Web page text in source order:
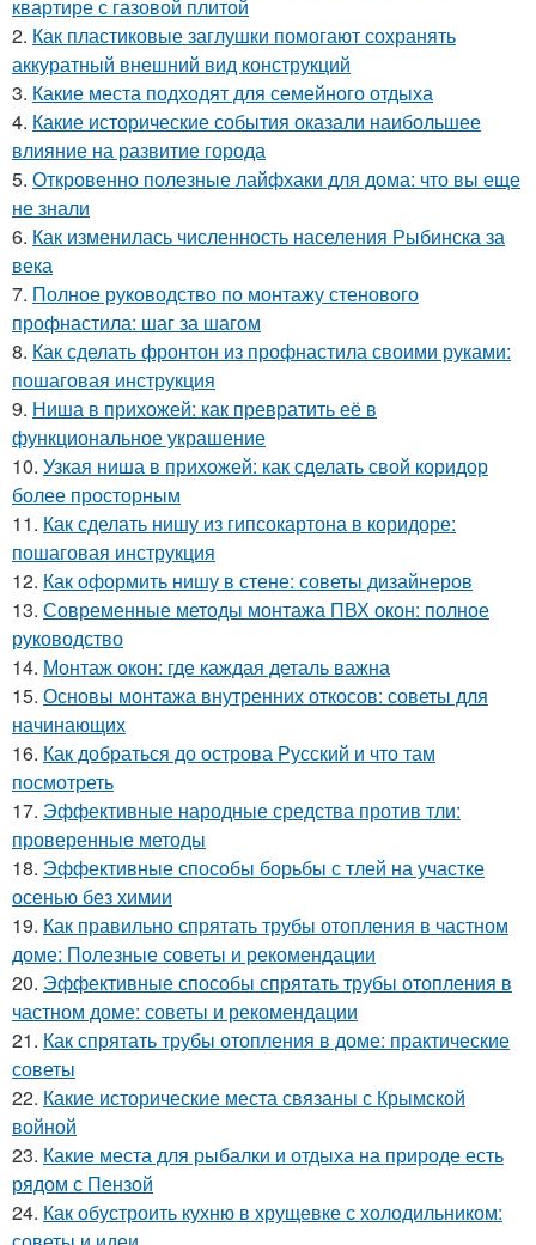
квартире с газовой плитой
2. Как пластиковые заглушки помогают сохранять
аккуратный внешний вид конструкций
3. Какие места подходят для семейного отдыха
4. Какие исторические события оказали наибольшее
влияние на развитие города
5. Откровенно полезные лайфхаки для дома: что вы еще
не знали
6. Как изменилась численность населения Рыбинска за
века
7. Полное руководство по монтажу стенового
профнастила: шаг за шагом
8. Как сделать фронтон из профнастила своими руками:
пошаговая инструкция
9. Ниша в прихожей: как превратить её в
функциональное украшение
10. Узкая ниша в прихожей: как сделать свой коридор
более просторным
11. Как сделать нишу из гипсокартона в коридоре:
пошаговая инструкция
12. Как оформить нишу в стене: советы дизайнеров
13. Современные методы монтажа ПВХ окон: полное
руководство
14. Монтаж окон: где каждая деталь важна
15. Основы монтажа внутренних откосов: советы для
начинающих
16. Как добраться до острова Русский и что там
посмотреть
17. Эффективные народные средства против тли:
проверенные методы
18. Эффективные способы борьбы с тлей на участке
осенью без химии
19. Как правильно спрятать трубы отопления в частном
доме: Полезные советы и рекомендации
20. Эффективные способы спрятать трубы отопления в
частном доме: советы и рекомендации
21. Как спрятать трубы отопления в доме: практические
советы
22. Какие исторические места связаны с Крымской
войной
23. Какие места для рыбалки и отдыха на природе есть
рядом с Пензой
24. Как обустроить кухню в хрущевке с холодильником: